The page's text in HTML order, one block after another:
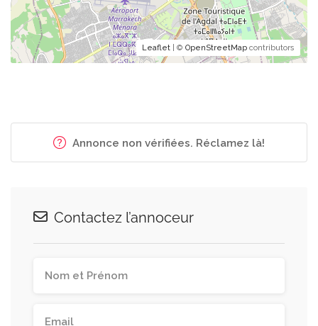
Leaflet | © OpenStreetMap contributors
Annonce non vérifiées. Réclamez là!
Contactez l’annoceur